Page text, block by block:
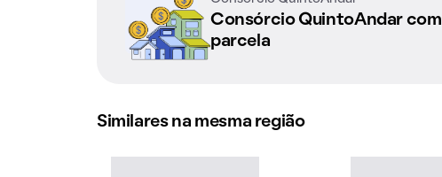
Consórcio QuintoAndar com
parcela
Similares na mesma região